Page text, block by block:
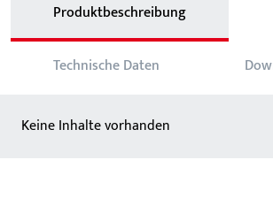
Produktbeschreibung
Technische Daten
Keine Inhalte vorhanden